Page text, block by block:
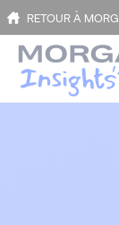
RETOUR À